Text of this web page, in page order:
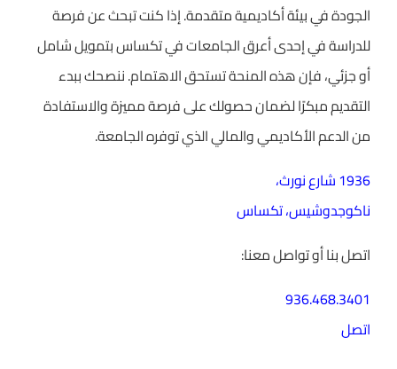
الجودة في بيئة أكاديمية متقدمة. إذا كنت تبحث عن فرصة
للدراسة في إحدى أعرق الجامعات في تكساس بتمويل شامل
أو جزئي، فإن هذه المنحة تستحق الاهتمام. ننصحك ببدء
التقديم مبكرًا لضمان حصولك على فرصة مميزة والاستفادة
من الدعم الأكاديمي والمالي الذي توفره الجامعة.
1936 شارع نورث،
ناكوجدوشيس، تكساس
اتصل بنا أو تواصل معنا:
936.468.3401
اتصل